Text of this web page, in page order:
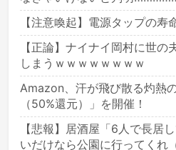
【注意喚起】電源タップの
【正論】ナイナイ岡村に世の
しまうｗｗｗｗｗｗｗｗ
Amazon、汗が飛び散る灼熱
（50%還元）」を開催！
【悲報】居酒屋「6人で長居
いだけなら公園に行ってくれ